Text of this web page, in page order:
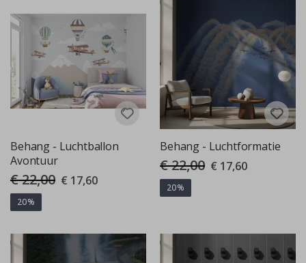
Behang - Luchtballon
Avontuur
€ 22,00 Special
Price
€ 17,60
20%
Behang - Luchtformatie
€ 22,00 Special
Price
€ 17,60
20%